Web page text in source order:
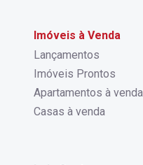
Imóveis à Venda
Lançamentos
Imóveis Prontos
Apartamentos à venda
Casas à venda